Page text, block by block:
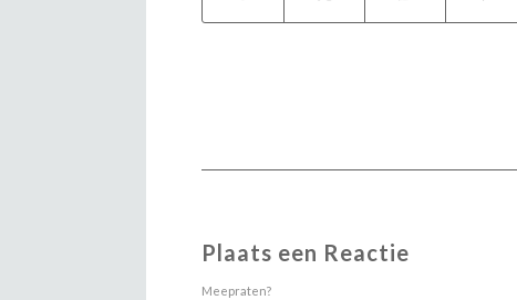
Plaats een Reactie
Meepraten?